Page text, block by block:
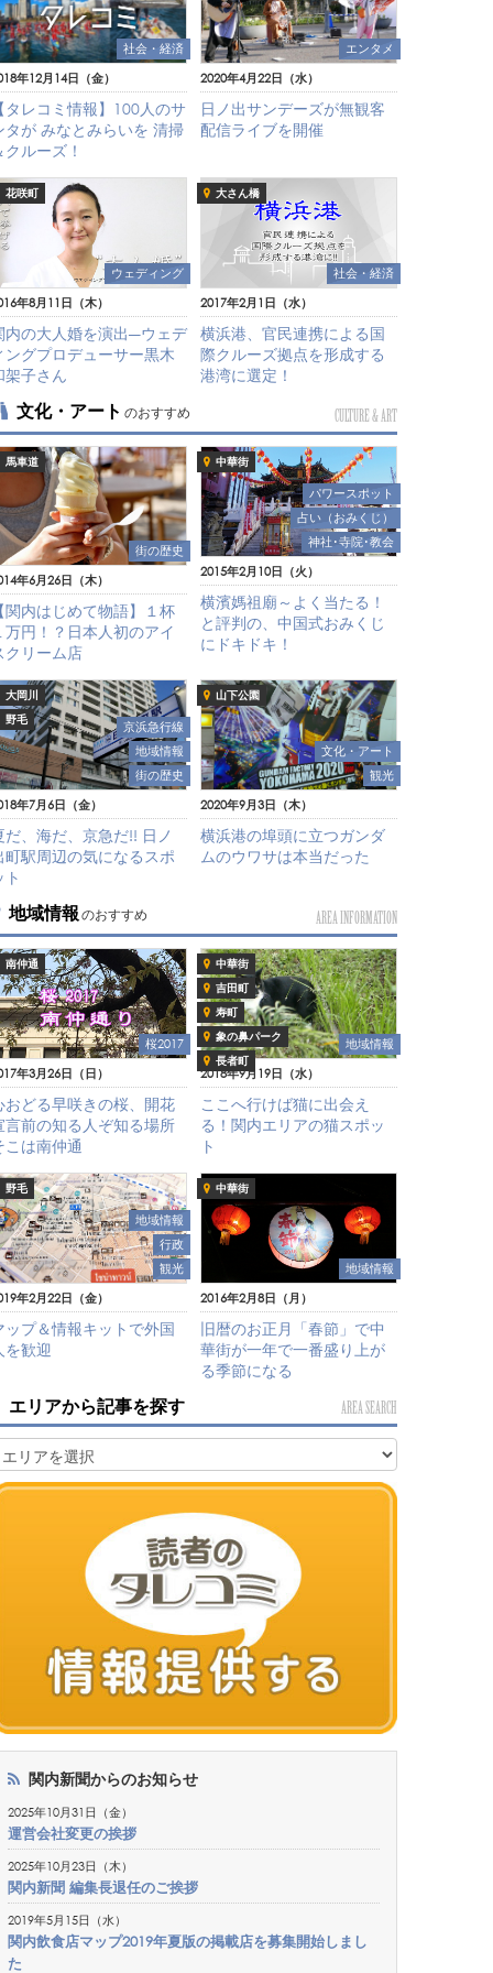
社会・経済
年12月14日（金）
タレコミ情報】100人のサ
タが みなとみらいを 清掃
クルーズ！
エンタメ
2020年4月22日（水）
日ノ出サンデーズが無観客
配信ライブを開催
花咲町
ウェディング
年8月11日（木）
内の大人婚を演出―ウェデ
ングプロデューサー黒木
架子さん
大さん橋
社会・経済
2017年2月1日（水）
横浜港、官民連携による国
際クルーズ拠点を形成する
港湾に選定！
文化・アート のおすすめ CULTURE & ART
馬車道
街の歴史
年6月26日（木）
関内はじめて物語】１杯
万円！？日本人初のアイ
クリーム店
中華街
パワースポット
占い（おみくじ）
神社･寺院･教会
2015年2月10日（火）
横濱媽祖廟～よく当たる！
と評判の、中国式おみくじ
にドキドキ！
大岡川
野毛
京浜急行線
地域情報
街の歴史
年7月6日（金）
だ、海だ、京急だ!! 日ノ
町駅周辺の気になるスポ
ト
山下公園
文化・アート
観光
2020年9月3日（木）
横浜港の埠頭に立つガンダ
ムのウワサは本当だった
地域情報 のおすすめ AREA INFORMATION
南仲通
桜2017
年3月26日（日）
おどる早咲きの桜、開花
言前の知る人ぞ知る場所
こは南仲通
中華街
吉田町
寿町
象の鼻パーク
長者町
地域情報
2018年9月19日（水）
ここへ行けば猫に出会え
る！関内エリアの猫スポッ
ト
野毛
地域情報
行政
観光
年2月22日（金）
ップ＆情報キットで外国
を歓迎
中華街
地域情報
2016年2月8日（月）
旧暦のお正月「春節」で中
華街が一年で一番盛り上が
る季節になる
エリアから記事を探す AREA SEARCH
関内新聞からのお知らせ
2025年10月31日（金）
運営会社変更の挨拶
2025年10月23日（木）
関内新聞 編集長退任のご挨拶
2019年5月15日（水）
関内飲食店マップ2019年夏版の掲載店を募集開始しまし
た